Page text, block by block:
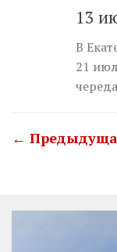
13
В
21
←